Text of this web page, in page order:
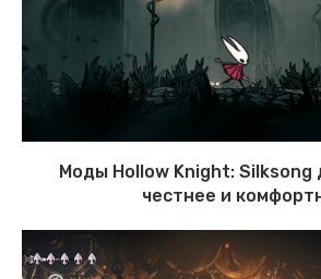
Моды Hollow Knight: Silksong
честнее и